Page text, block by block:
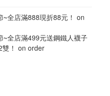
~全店滿888現折88元！ on
~全店滿499元送鋼鐵人襪子
雙！ on order